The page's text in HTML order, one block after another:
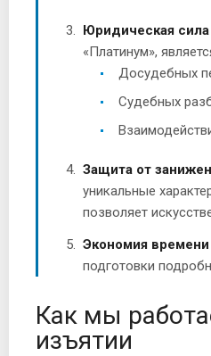
Юридическая сила
«Платинум»,
Досудебных
Судебных
Защита от
уникальные
позволяет
Экономия
подготовки
Как мы
изъятии